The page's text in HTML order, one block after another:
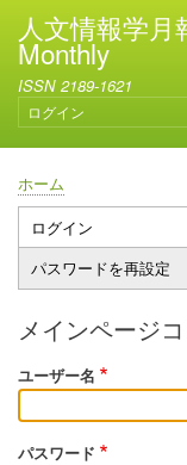
人文情報学
Monthly
ISSN 2189-1621
ユ
ー
ザ
ー
ア
カ
ウ
ン
ト
メ
ュ
ー
ログイン
パ
ン
く
ず
ホーム
プ
ラ
マ
リ
ー
タ
ログイン
パスワードを再設定
メインページ
ユーザー名
パスワード